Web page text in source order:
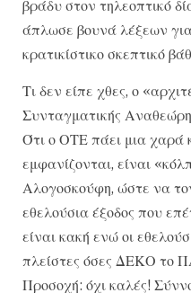
βράδυ στον τηλεοπτικό
άπλωσε βουνά λέξεων
κρατικίστικο σκεπτικό
Τι δεν είπε χθες, ο
Συνταγματικής
Ότι ο ΟΤΕ πάει μια χαρά
εμφανίζονται, είναι
Αλογοσκούφη, ώστε να
εθελούσια έξοδος που
είναι κακή ενώ οι
πλείστες όσες ΔΕΚΟ το
Προσοχή: όχι καλές!